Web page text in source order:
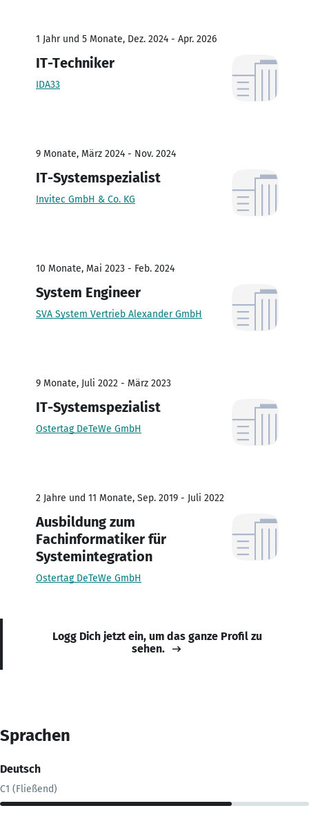
1 Jahr und 5 Monate, Dez. 2024 - Apr. 2026
IT-Techniker
IDA33
9 Monate, März 2024 - Nov. 2024
IT-Systemspezialist
Invitec GmbH & Co. KG
10 Monate, Mai 2023 - Feb. 2024
System Engineer
SVA System Vertrieb Alexander GmbH
9 Monate, Juli 2022 - März 2023
IT-Systemspezialist
Ostertag DeTeWe GmbH
2 Jahre und 11 Monate, Sep. 2019 - Juli 2022
Ausbildung zum
Fachinformatiker für
Systemintegration
Ostertag DeTeWe GmbH
Logg Dich jetzt ein, um das ganze Profil zu
sehen.
Sprachen
Deutsch
C1 (Fließend)